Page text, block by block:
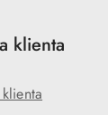
klienta